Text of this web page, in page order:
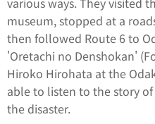
museum, stopped at a
then followed Route 6 to
'Oretachi no Denshokan'
Hiroko Hirohata at the
able to listen to the story
the disaster.